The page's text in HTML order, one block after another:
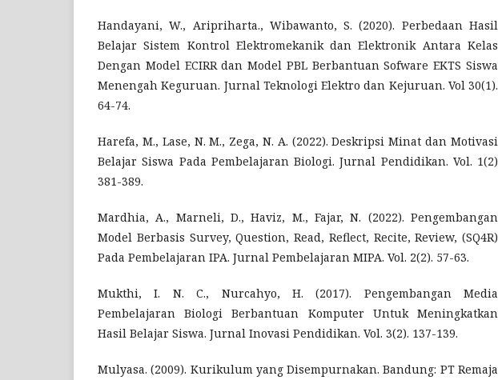
Handayani, W., Aripriharta., Wibawanto, S. (2020). Perbedaan Hasil
Belajar Sistem Kontrol Elektromekanik dan Elektronik Antara Kelas
Dengan Model ECIRR dan Model PBL Berbantuan Sofware EKTS Siswa
Menengah Keguruan. Jurnal Teknologi Elektro dan Kejuruan. Vol 30(1).
64-74.
Harefa, M., Lase, N. M., Zega, N. A. (2022). Deskripsi Minat dan Motivasi
Belajar Siswa Pada Pembelajaran Biologi. Jurnal Pendidikan. Vol. 1(2)
381-389.
Mardhia, A., Marneli, D., Haviz, M., Fajar, N. (2022). Pengembangan
Model Berbasis Survey, Question, Read, Reflect, Recite, Review, (SQ4R)
Pada Pembelajaran IPA. Jurnal Pembelajaran MIPA. Vol. 2(2). 57-63.
Mukthi, I. N. C., Nurcahyo, H. (2017). Pengembangan Media
Pembelajaran Biologi Berbantuan Komputer Untuk Meningkatkan
Hasil Belajar Siswa. Jurnal Inovasi Pendidikan. Vol. 3(2). 137-139.
Mulyasa. (2009). Kurikulum yang Disempurnakan. Bandung: PT Remaja